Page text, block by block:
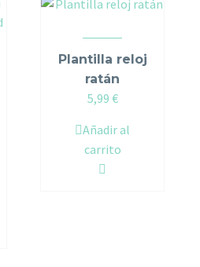
Plantilla reloj
ratán
5,99 €
Añadir al
carrito